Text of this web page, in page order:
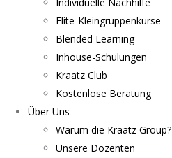
Elite-Kleingruppenkurse
Blended Learning
Inhouse-Schulungen
Kraatz Club
Kostenlose Beratung
Über Uns
Warum die Kraatz Group?
Unsere Dozenten